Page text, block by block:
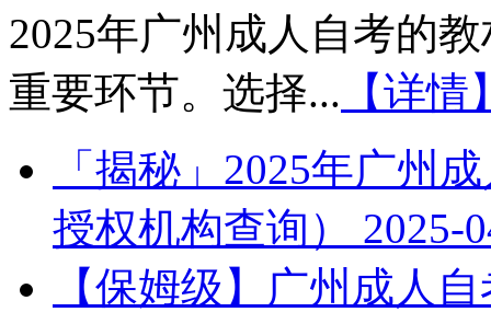
2025年广州成人自考的
重要环节。选择... 【详情
「揭秘」2025年广州
授权机构查询）
2025-
【保姆级】广州成人